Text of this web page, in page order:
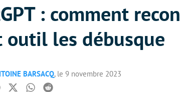
: comment
outil les débusque
BARSACQ, le 9 novembre 2023